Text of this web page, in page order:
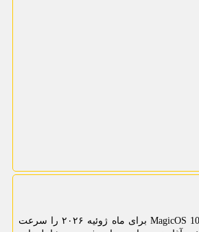
مینی کامپیوتر: شرکت آنر روند انتشار بروزرسانی سیستم عامل MagicOS 10 برای ماه ژوئیه ۲۰۲۶ را سرعت